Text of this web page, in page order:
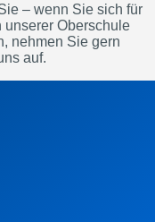
– wenn Sie sich für
unserer Oberschule
nehmen Sie gern
auf.